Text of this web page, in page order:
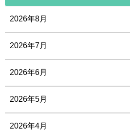
2026年8月
2026年7月
2026年6月
2026年5月
2026年4月